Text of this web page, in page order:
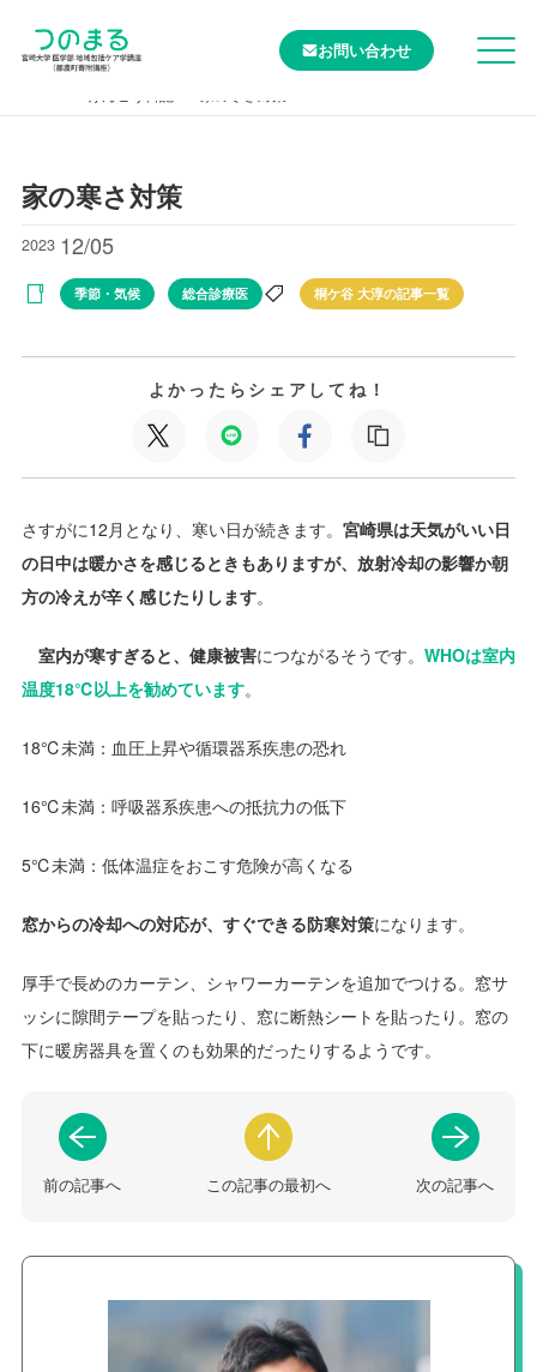
お問い合わせ
家の寒さ対策
2023 12/05
季節・気候 総合診療医 桐ケ谷 大淳の記事一覧
よかったらシェアしてね！
さすがに12月となり、寒い日が続きます。 宮崎県は天気がいい日
の日中は暖かさを感じるときもありますが、放射冷却の影響か朝
方の冷えが辛く感じたりします。
室内が寒すぎると、健康被害につながるそうです。 WHOは室内
温度18℃以上を勧めています。
18℃未満：血圧上昇や循環器系疾患の恐れ
16℃未満：呼吸器系疾患への抵抗力の低下
5℃未満：低体温症をおこす危険が高くなる
窓からの冷却への対応が、すぐできる防寒対策になります。
厚手で長めのカーテン、シャワーカーテンを追加でつける。窓サ
ッシに隙間テープを貼ったり、窓に断熱シートを貼ったり。窓の
下に暖房器具を置くのも効果的だったりするようです。
前の記事へ この記事の最初へ 次の記事へ